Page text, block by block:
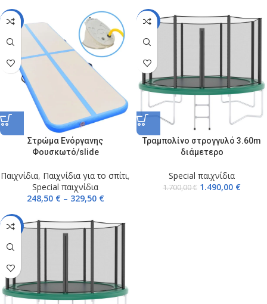
-17%
Στρώμα Ενόργανης
Φουσκωτό/slide
Παιχνίδια, Παιχνίδια για το σπίτι,
Special παιχνίδια
248,50 €– 329,50 €
-12%
Τραμπολίνο στρογγυλό 3.60m
διάμετερο
Special παιχνίδια
1.700,00€ 1.490,00 €
-13%